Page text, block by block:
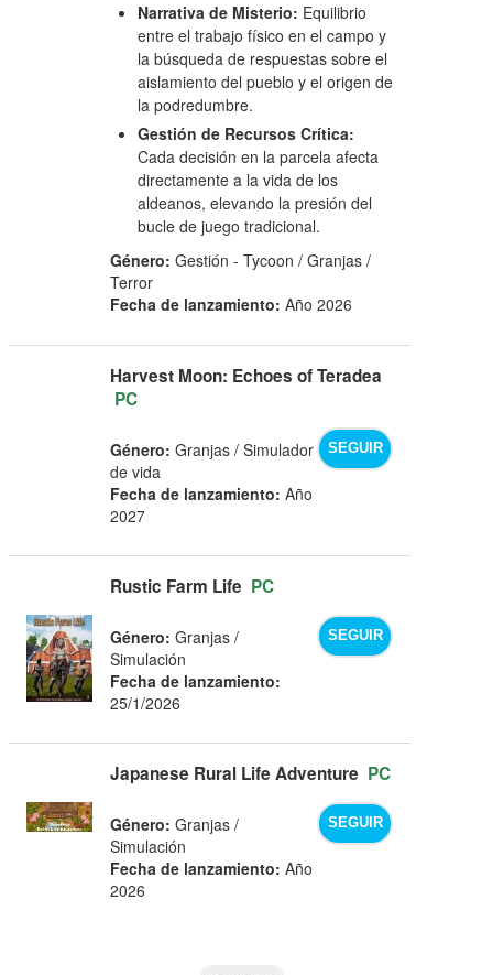
Narrativa de Misterio: Equilibrio
entre el trabajo físico en el campo y
la búsqueda de respuestas sobre el
aislamiento del pueblo y el origen de
la podredumbre.
Gestión de Recursos Crítica:
Cada decisión en la parcela afecta
directamente a la vida de los
aldeanos, elevando la presión del
bucle de juego tradicional.
Género: Gestión - Tycoon / Granjas /
Terror
Fecha de lanzamiento: Año 2026
Harvest Moon: Echoes of Teradea
PC
SEGUIR
Género: Granjas / Simulador
de vida
Fecha de lanzamiento: Año
2027
Rustic Farm Life PC
SEGUIR
Género: Granjas /
Simulación
Fecha de lanzamiento:
25/1/2026
Japanese Rural Life Adventure PC
SEGUIR
Género: Granjas /
Simulación
Fecha de lanzamiento: Año
2026